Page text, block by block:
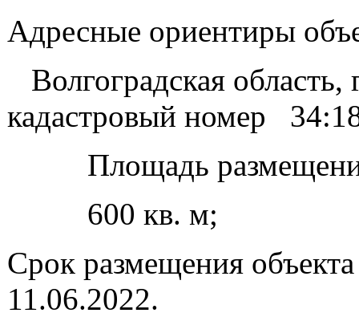
Адресные ориентиры
Волгоградская
кадастровый номер
Площадь размещения
600 кв. м;
Срок размещения
11.06.2022.